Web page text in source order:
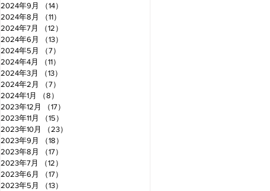
2024年9月
（14）
2024年8月
（11）
2024年7月
（12）
2024年6月
（13）
2024年5月
（7）
2024年4月
（11）
2024年3月
（13）
2024年2月
（7）
2024年1月
（8）
2023年12月
（17）
2023年11月
（15）
2023年10月
（23）
2023年9月
（18）
2023年8月
（17）
2023年7月
（12）
2023年6月
（17）
2023年5月
（13）